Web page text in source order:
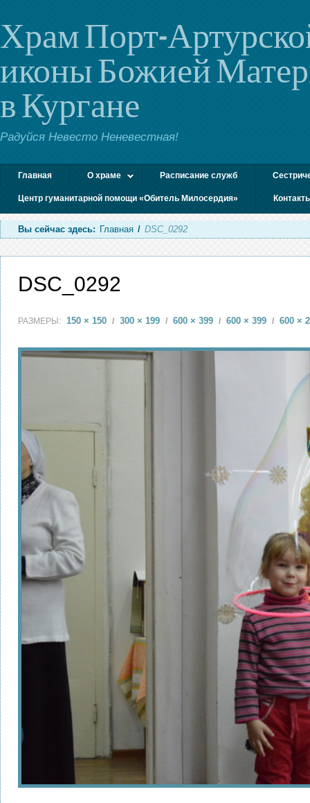
Храм Порт-
иконы Божией
в Кургане
Радуйся Невесто Неневестная!
Главная О храме Расписание служб
Центр гуманитарной помощи «Обитель Милосердия»
Вы сейчас здесь: Главная / DSC_0292
DSC_0292
РАЗМЕРЫ: 150 × 150 / 300 × 199 / 600 × 399 / 600 × 399 / 600 ×